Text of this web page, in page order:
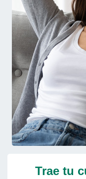
Trae tu